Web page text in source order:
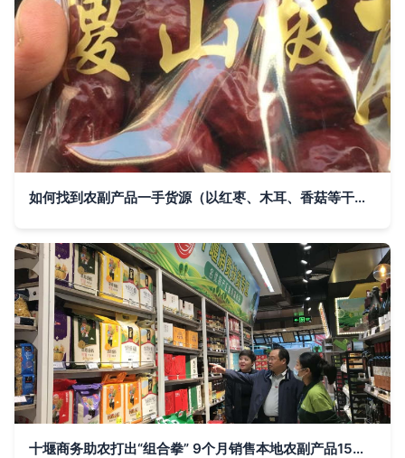
如何找到农副产品一手货源（以红枣、木耳、香菇等干货为例）
十堰商务助农打出“组合拳” 9个月销售本地农副产品15亿元的实践与启示